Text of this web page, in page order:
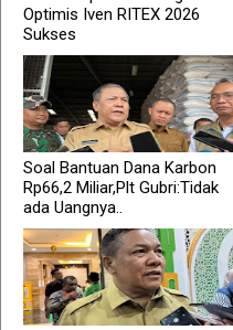
Optimis Iven RITEX 2026
Sukses
Soal Bantuan Dana Karbon
Rp66,2 Miliar,Plt Gubri:Tidak
ada Uangnya..